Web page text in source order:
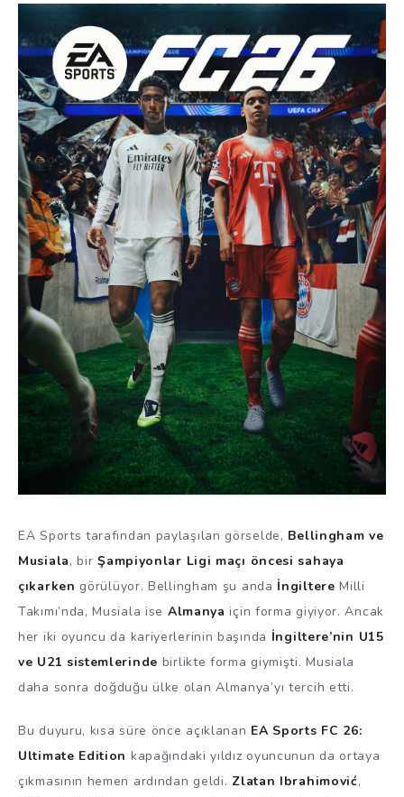
EA Sports tarafından paylaşılan görselde, Bellingham ve
Musiala, birŞampiyonlar Ligi maçı öncesi sahaya
çıkarken görülüyor. Bellingham şu anda İngiltere Milli
Takımı’nda, Musiala ise Almanya için forma giyiyor. Ancak
her iki oyuncu da kariyerlerinin başında İngiltere’nin U15
ve U21 sistemlerinde birlikte forma giymişti. Musiala
daha sonra doğduğu ülke olan Almanya’yı tercih etti.
Bu duyuru, kısa süre önce açıklanan EA Sports FC 26:
Ultimate Edition kapağındaki yıldız oyuncunun da ortaya
çıkmasının hemen ardından geldi. Zlatan Ibrahimović,